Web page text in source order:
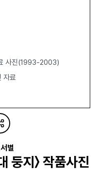
사진(1993-2003)
자료
별
둥지〉 작품사진